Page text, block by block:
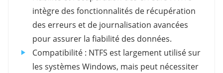
intègre des fonctionnalités de récupération
des erreurs et de journalisation avancées
pour assurer la fiabilité des données.
Compatibilité : NTFS est largement utilisé sur
les systèmes Windows, mais peut nécessiter